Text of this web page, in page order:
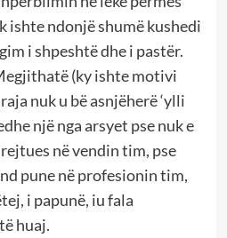
ishte ndonjë shumë kushedi
i shpeshtë dhe i pastër.
(ky ishte motivi
nuk u bë asnjëherë ‘ylli
një nga arsyet pse nuk e
në vendin tim, pse
pune në profesionin tim,
i papunë, iu fala
huaj.